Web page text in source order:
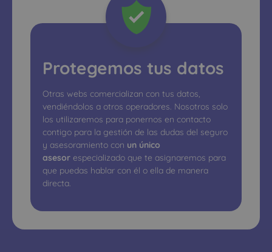
Protegemos tus datos
Otras webs comercializan con tus datos,
vendiéndolos a otros operadores. Nosotros solo
los utilizaremos para ponernos en contacto
contigo para la gestión de las dudas del seguro
y asesoramiento con un único
asesor especializado que te asignaremos para
que puedas hablar con él o ella de manera
directa.